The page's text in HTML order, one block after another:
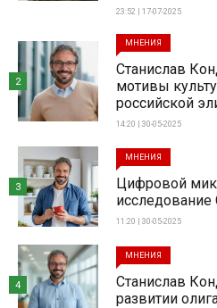
23:52 | 17-07-2025
МНЕНИЯ
Станислав
мотивы
российской
14:20 | 30-05-2025
2
МНЕНИЯ
Цифровой
11:20 | 30-05-2025
3
МНЕНИЯ
Станислав
развитии
4